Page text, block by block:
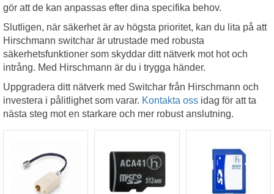
gör att de kan anpassas efter dina specifika behov.
Slutligen, när säkerhet är av högsta prioritet, kan du lita på att
Hirschmann switchar är utrustade med robusta
säkerhetsfunktioner som skyddar ditt nätverk mot hot och
intrång. Med Hirschmann är du i trygga händer.
Uppgradera ditt nätverk med Switchar från Hirschmann och
investera i pålitlighet som varar. Kontakta oss idag för att ta
nästa steg mot en starkare och mer robust anslutning.